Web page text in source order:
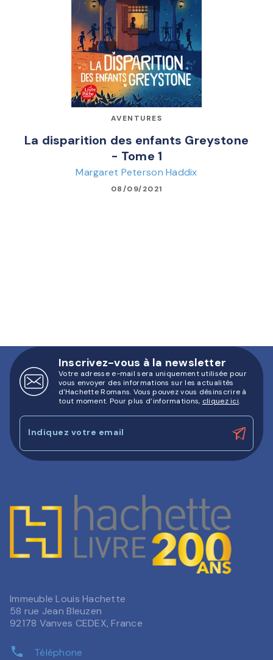
AVENTURES
La disparition des enfants Greystone
- Tome 1
Margaret Peterson Haddix
08/09/2021
Inscrivez-vous à la newsletter
Votre adresse e-mail sera uniquement utilisée pour
vous envoyer des informations sur les actualités
d'Hachette Romans. Vous pouvez vous désinscrire à
tout moment. Pour plus d’informations, cliquez ici.
Indiquez votre email
Immeuble Louis Hachette
58 rue Jean Bleuzen
92178 Vanves CEDEX, France
phone Téléphone